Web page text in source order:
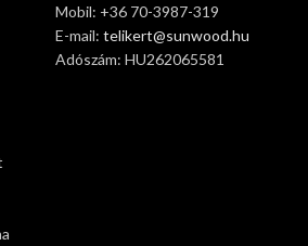
Mobil: +36 70-3987-319
E-mail:telikert@sunwood.hu
Adószám: HU262065581